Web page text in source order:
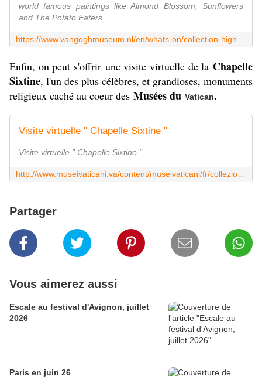
world famous paintings like Almond Blossom, Sunflowers
and The Potato Eaters ...
Enfin, on peut s'offrir une visite virtuelle de la Chapelle
Sixtine, l'un des plus célèbres, et grandioses, monuments
religieux caché au coeur des Musées du Vatican.
Visite virtuelle " Chapelle Sixtine "
Visite virtuelle " Chapelle Sixtine "
Partager
Vous aimerez aussi
Escale au festival d'Avignon, juillet
2026
Paris en juin 26